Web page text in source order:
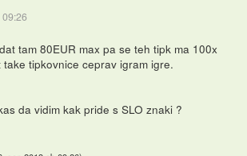
tam 80EUR max pa se teh tipk ma 100x
tipkovnice ceprav igram igre.
da vidim kak pride s SLO znaki ?